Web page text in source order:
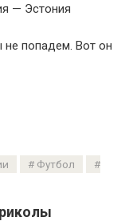
— Эстония
не попадем. Вот он
Футбол